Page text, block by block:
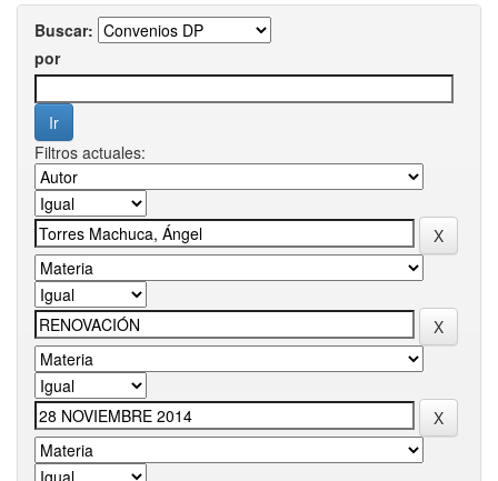
Buscar:
por
Filtros actuales: